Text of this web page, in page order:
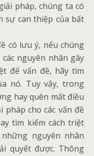
pháp, chúng ta có
sự can thiệp của bất
có lưu ý, nếu chúng
nguyên nhân gây
để vấn đề, hãy tìm
nó. Tuy vậy, trong
hay quên mất điều
pháp cho các vấn đề
tìm kiếm cách triệt
nguyên nhân
quyết được. Thông